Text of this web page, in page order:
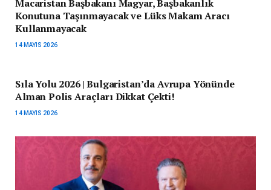
Macaristan Başbakanı Magyar, Başbakanlık
Konutuna Taşınmayacak ve Lüks Makam Aracı
Kullanmayacak
14 MAYIS 2026
Sıla Yolu 2026 | Bulgaristan’da Avrupa Yönünde
Alman Polis Araçları Dikkat Çekti!
14 MAYIS 2026